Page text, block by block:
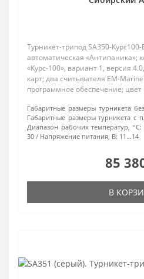
Турникет-трипод SA350-
автоматическая «Антипаника»;
«Курс-100», вариант 1, версия
карт; два считывателя EM-
программное обеспечение; цвет
Габаритные размеры турникета
Габаритные размеры турникета с
Диапазон рабочих температур, °С:
30
Напряжение питания, В: 11…14
85
В